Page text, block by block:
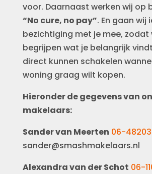
voor. Daarnaast werken wij op
“No cure, no pay”. En gaan wij
bezichtiging met je mee, zodat
begrijpen wat je belangrijk
direct kunnen schakelen
woning graag wilt kopen.
Hieronder de gegevens van
makelaars:
Sander van Meerten 06-
sander@smashmakelaars.nl
Alexandra van der Schot 06-